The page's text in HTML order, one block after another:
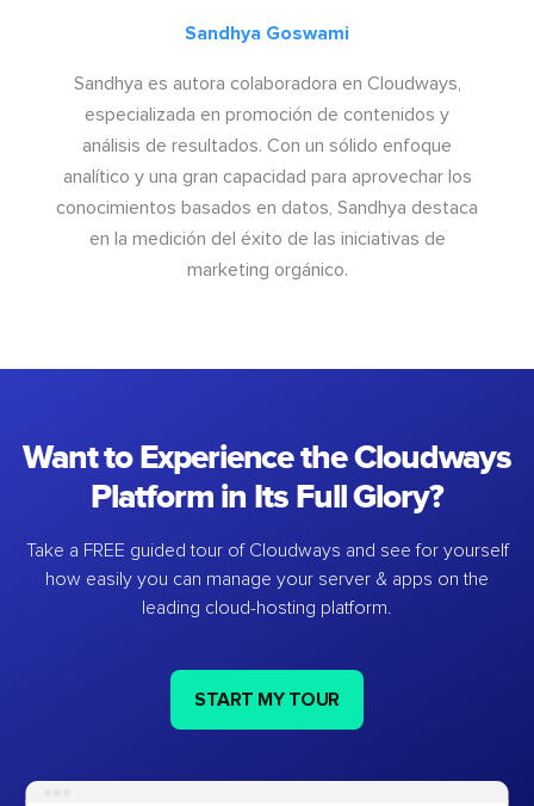
Sandhya Goswami
Sandhya es autora colaboradora en Cloudways,
especializada en promoción de contenidos y
análisis de resultados. Con un sólido enfoque
analítico y una gran capacidad para aprovechar los
conocimientos basados en datos, Sandhya destaca
en la medición del éxito de las iniciativas de
marketing orgánico.
Want to Experience the Cloudways
Platform in Its Full Glory?
Take a FREE guided tour of Cloudways and see for yourself
how easily you can manage your server & apps on the
leading cloud-hosting platform.
START MY TOUR